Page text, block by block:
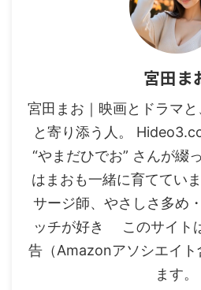
宮田ま
宮田まお｜映画とドラマ
と寄り添う人。
“やまだひでお” さんが綴
はまおも一緒に育ててい
サージ師、やさしさ多め
ッチが好き このサイト
告（Amazonアソシエイト
ます。